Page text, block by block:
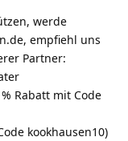
werde
empfiehl uns
Partner:
Rabatt mit Code
kookhausen10)